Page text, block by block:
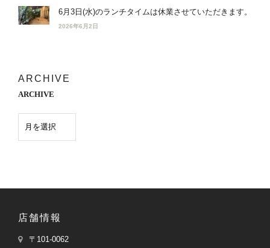
6月3日(水)のランチタイムは休業させていただきます。
2026年6月2日
ARCHIVE
ARCHIVE
店舗情報
〒101-0062